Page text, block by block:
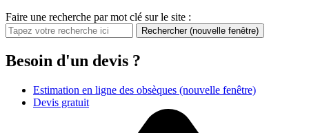
Faire une recherche par mot clé sur le site :
Rechercher (nouvelle fenêtre)
Besoin d'un devis ?
Estimation en ligne des obsèques (nouvelle fenêtre)
Devis gratuit